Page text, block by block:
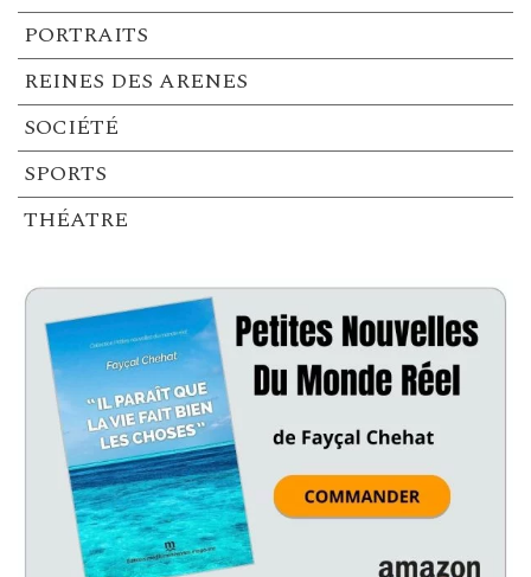
PORTRAITS
REINES DES ARENES
SOCIÉTÉ
SPORTS
THÉATRE